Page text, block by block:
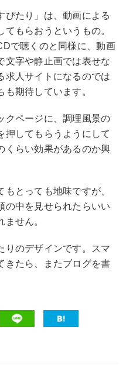
ぴたり」は、動画による
もらおうというもの。
で聴くのと同様に、動画
文字や静止画では表せな
求人サイトになるのでは
期待しています。
クページに、調理風景の
押してもらうようにして
くらい効果があるのか興
とっても地味ですが、
の中を見せられたらいい
せん。
りのデザインです。スマ
きたら、またブログを書